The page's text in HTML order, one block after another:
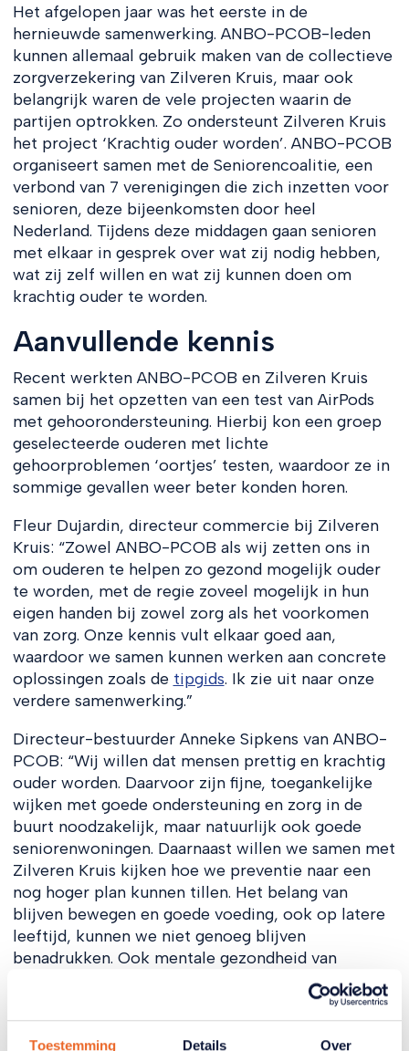
Toestemming Details Over
Het afgelopen jaar was het eerste in de
hernieuwde samenwerking. ANBO-PCOB-leden
kunnen allemaal gebruik maken van de collectieve
zorgverzekering van Zilveren Kruis, maar ook
belangrijk waren de vele projecten waarin de
partijen optrokken. Zo ondersteunt Zilveren Kruis
het project ‘Krachtig ouder worden’. ANBO-PCOB
organiseert samen met de Seniorencoalitie, een
verbond van 7 verenigingen die zich inzetten voor
senioren, deze bijeenkomsten door heel
Nederland. Tijdens deze middagen gaan senioren
met elkaar in gesprek over wat zij nodig hebben,
wat zij zelf willen en wat zij kunnen doen om
krachtig ouder te worden.
Aanvullende kennis
Recent werkten ANBO-PCOB en Zilveren Kruis
samen bij het opzetten van een test van AirPods
met gehoorondersteuning. Hierbij kon een groep
geselecteerde ouderen met lichte
gehoorproblemen ‘oortjes’ testen, waardoor ze in
sommige gevallen weer beter konden horen.
Fleur Dujardin, directeur commercie bij Zilveren
Kruis: “Zowel ANBO-PCOB als wij zetten ons in
om ouderen te helpen zo gezond mogelijk ouder
te worden, met de regie zoveel mogelijk in hun
eigen handen bij zowel zorg als het voorkomen
van zorg. Onze kennis vult elkaar goed aan,
waardoor we samen kunnen werken aan concrete
oplossingen zoals de tipgids. Ik zie uit naar onze
verdere samenwerking.”
Directeur-bestuurder Anneke Sipkens van ANBO-
PCOB: “Wij willen dat mensen prettig en krachtig
ouder worden. Daarvoor zijn fijne, toegankelijke
wijken met goede ondersteuning en zorg in de
buurt noodzakelijk, maar natuurlijk ook goede
seniorenwoningen. Daarnaast willen we samen met
Zilveren Kruis kijken hoe we preventie naar een
nog hoger plan kunnen tillen. Het belang van
blijven bewegen en goede voeding, ook op latere
leeftijd, kunnen we niet genoeg blijven
benadrukken. Ook mentale gezondheid van
ouderen is belangrijk, iets waar we samen met
Zilveren Kruis aandacht voor hebben. Ik ben er
ontzettend trots op dat we hiervoor samen met
Zilveren Kruis kunnen optrekken.”